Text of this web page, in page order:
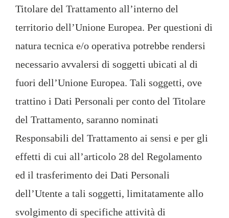
Titolare del Trattamento all’interno del
territorio dell’Unione Europea. Per questioni di
natura tecnica e/o operativa potrebbe rendersi
necessario avvalersi di soggetti ubicati al di
fuori dell’Unione Europea. Tali soggetti, ove
trattino i Dati Personali per conto del Titolare
del Trattamento, saranno nominati
Responsabili del Trattamento ai sensi e per gli
effetti di cui all’articolo 28 del Regolamento
ed il trasferimento dei Dati Personali
dell’Utente a tali soggetti, limitatamente allo
svolgimento di specifiche attività di